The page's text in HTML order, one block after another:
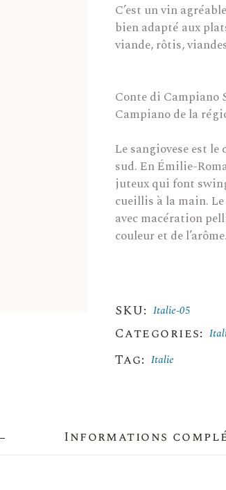
C’est un vin
bien adapté aux
viande, rôtis,
Conte di Campiano
Campiano de la
Le sangiovese est
sud. En Émilie-
juteux qui font
cueillis à la main.
avec macération
couleur et de l’arôme.
SKU: Italie-05
Categories:
Tag: Italie
Informations